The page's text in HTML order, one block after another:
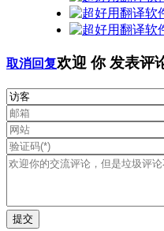
取消回复欢迎 你发表评